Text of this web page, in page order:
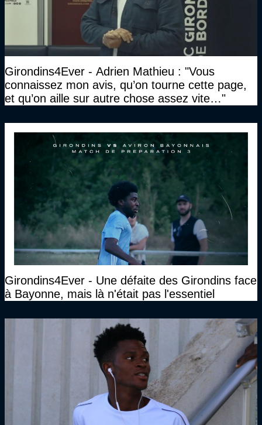
Girondins4Ever - Adrien Mathieu : "Vous
connaissez mon avis, qu’on tourne cette page,
et qu’on aille sur autre chose assez vite…"
Girondins4Ever - Une défaite des Girondins face
à Bayonne, mais là n'était pas l'essentiel